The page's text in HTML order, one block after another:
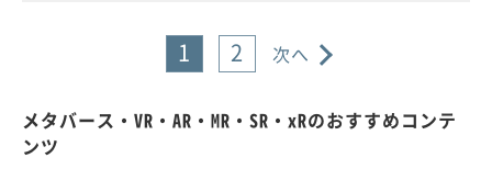
1 2 次へ
メタバース・VR・AR・MR・SR・xRのおすすめコンテ
ンツ